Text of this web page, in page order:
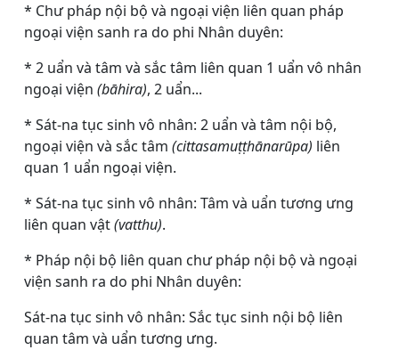
* Chư pháp nội bộ và ngoại viện liên quan pháp
ngoại viện sanh ra do phi Nhân duyên:
* 2 uẩn và tâm và sắc tâm liên quan 1 uẩn vô nhân
ngoại viện (bāhira), 2 uẩn...
* Sát-na tục sinh vô nhân: 2 uẩn và tâm nội bộ,
ngoại viện và sắc tâm (cittasamuṭṭhānarūpa) liên
quan 1 uẩn ngoại viện.
* Sát-na tục sinh vô nhân: Tâm và uẩn tương ưng
liên quan vật(vatthu).
* Pháp nội bộ liên quan chư pháp nội bộ và ngoại
viện sanh ra do phi Nhân duyên:
Sát-na tục sinh vô nhân: Sắc tục sinh nội bộ liên
quan tâm và uẩn tương ưng.